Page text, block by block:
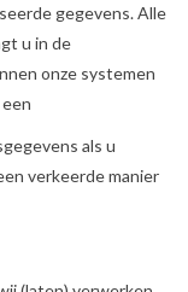
gegevens. Alle
u in de
onze systemen
als u
verkeerde manier